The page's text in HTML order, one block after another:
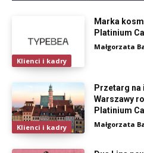
Klienci i kadry
Marka
Platinium
Małgorzata
Klienci i kadry
Przetarg
Warszawy
Platinium
Małgorzata